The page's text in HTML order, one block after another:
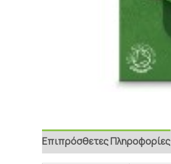
Επιπρόσθετες Πληροφορίες